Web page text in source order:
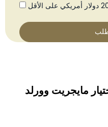
مايجريت وورلد